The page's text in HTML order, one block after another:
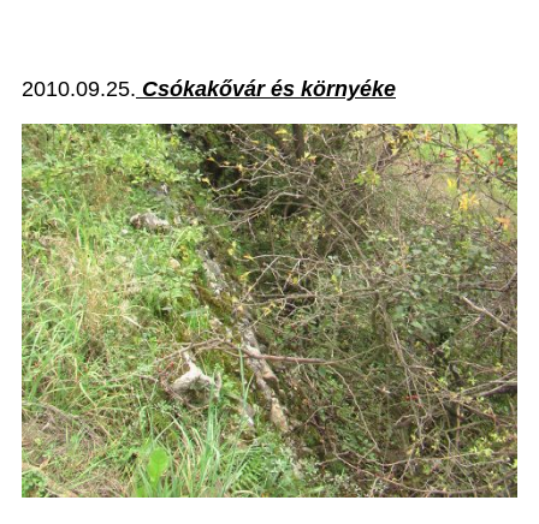
2010.09.25. Csókakővár és környéke